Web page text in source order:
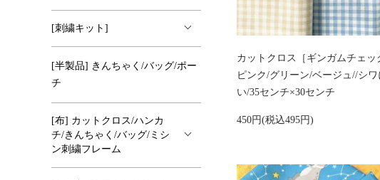
カットクロス［ギンガムチェッ
ピンク/グリーン/ベージュ//シワ
い/35センチ×30センチ
450円(税込495円)
[刺繍キット]
[半製品] きんちゃく/バッグ/ポー
チ
[布] カットクロス/ハンカ
チ/きんちゃく/バッグ/ミシ
ン刺繍フレーム